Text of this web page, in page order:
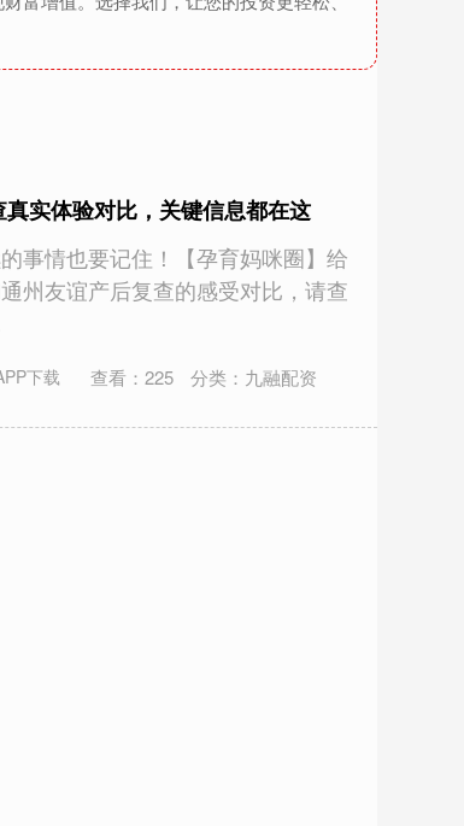
实体验对比，关键信息都在这
事情也要记住！【孕育妈咪圈】给
州友谊产后复查的感受对比，请查
下载 查看： 225 分类： 九融配资